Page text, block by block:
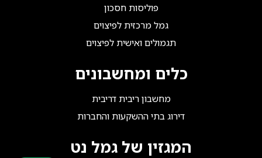
פוליסות חסכון
גמל מרכזית לפיצוים
תגמולים ואישית לפיצוים
כלים ומחשבונים
מחשבון ריבית דריבית
דירוג בתי ההשקעות והחברות
המגזין של גמל נט